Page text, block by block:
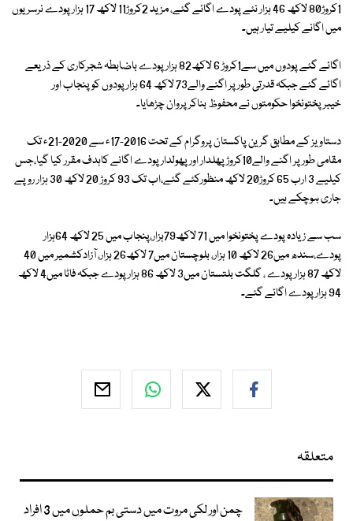
1کروڑ80 لاکھ 46 ہزار نئے پودے اگائے گئے، مزید 2کروڑ11 لاکھ 17 ہزار پودے نرسریوں
میں اگانے کیلیے تیار ہیں۔
اگائے گئے پودوں میں سے1کروڑ 6 لاکھ82 ہزار پودے باضابطہ شجرکاری کے ذریعے
اگائے گئے جبکہ قدرتی طور پر اگنے والے73 لاکھ 64 ہزار پودوں کو پنجاب اور
خیبرپختونخوا حکومتوں نے محفوظ بناکر پروان چڑھایا۔
دستاویز کے مطابق گرین پاکستان پروگرام کے تحت 2016-17ء سے 2020-21ء تک
مقامی طور پر اگنے والے10کروڑ پھلدار اور پھولدار پودے اگانے کاہدف مقرر کیا گیا،جس
کیلیے 3 ارب 65 کروڑ20 لاکھ منظورکئے گئے،اب تک 93 کروڑ 20 لاکھ 30 ہزار روپے
جاری ہوچکے ہیں۔
سب سے زیادہ پودے پختونخوا میں 71 لاکھ79ہزار،پنجاب میں 25 لاکھ 64ہزار
پودے،سندھ میں26 لاکھ 10 ہزار، بلوچستان میں7 لاکھ26 ہزار، آزادکشمیر میں 40
لاکھ 87 ہزار پودے ، گلگت بلتستان میں3 لاکھ 86 ہزار پودے جبکہ فاٹا میں4 لاکھ
94 ہزار پودے اگائے گئے۔
متعلقہ
چمن اور لکی مروت میں دستی بم حملوں میں 3 افراد